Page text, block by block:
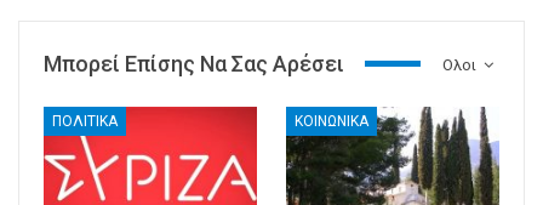
Ολοι
Μπορεί Επίσης Να Σας Αρέσει
ΠΟΛΙΤΙΚΑ ΚΟΙΝΩΝΙΚΑ